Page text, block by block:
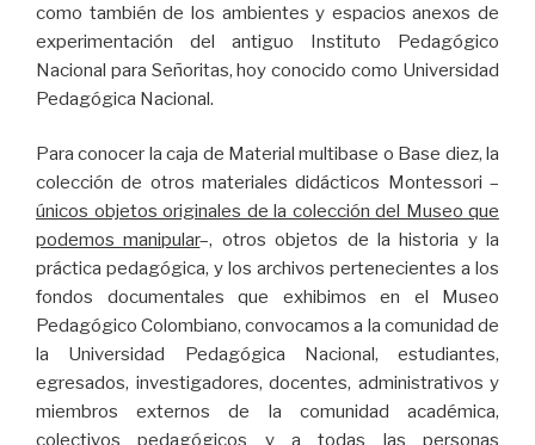
como también de los ambientes y espacios anexos de
experimentación del antiguo Instituto Pedagógico
Nacional para Señoritas, hoy conocido como Universidad
Pedagógica Nacional.
Para conocer la caja de Material multibase o Base diez, la
colección de otros materiales didácticos Montessori –
únicos objetos originales de la colección del Museo que
podemos manipular–, otros objetos de la historia y la
práctica pedagógica, y los archivos pertenecientes a los
fondos documentales que exhibimos en el Museo
Pedagógico Colombiano, convocamos a la comunidad de
la Universidad Pedagógica Nacional, estudiantes,
egresados, investigadores, docentes, administrativos y
miembros externos de la comunidad académica,
colectivos pedagógicos y a todas las personas